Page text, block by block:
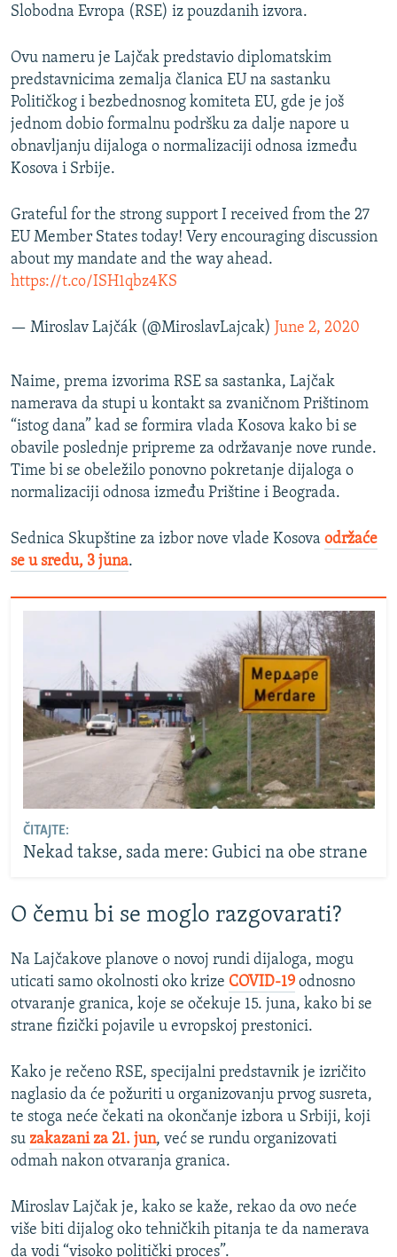
NASTANAK I RASPAD JUGOSLAVIJE
Slobodna Evropa (RSE) iz pouzdanih izvora.
Ovu nameru je Lajčak predstavio diplomatskim
predstavnicima zemalja članica EU na sastanku
Političkog i bezbednosnog komiteta EU, gde je još
jednom dobio formalnu podršku za dalje napore u
obnavljanju dijaloga o normalizaciji odnosa između
Kosova i Srbije.
Grateful for the strong support I received from the 27
EU Member States today! Very encouraging discussion
about my mandate and the way ahead.
https://t.co/ISH1qbz4KS
— Miroslav Lajčák (@MiroslavLajcak) June 2, 2020
Naime, prema izvorima RSE sa sastanka, Lajčak
namerava da stupi u kontakt sa zvaničnom Prištinom
“istog dana” kad se formira vlada Kosova kako bi se
obavile poslednje pripreme za održavanje nove runde.
Time bi se obeležilo ponovno pokretanje dijaloga o
normalizaciji odnosa između Prištine i Beograda.
Sednica Skupštine za izbor nove vlade Kosova održaće
se u sredu, 3 juna.
ČITAJTE:
Nekad takse, sada mere: Gubici na obe strane
O čemu bi se moglo razgovarati?
Na Lajčakove planove o novoj rundi dijaloga, mogu
uticati samo okolnosti oko krize COVID-19 odnosno
otvaranje granica, koje se očekuje 15. juna, kako bi se
strane fizički pojavile u evropskoj prestonici.
Kako je rečeno RSE, specijalni predstavnik je izričito
naglasio da će požuriti u organizovanju prvog susreta,
te stoga neće čekati na okončanje izbora u Srbiji, koji
su zakazani za 21. jun, već se rundu organizovati
odmah nakon otvaranja granica.
Miroslav Lajčak je, kako se kaže, rekao da ovo neće
više biti dijalog oko tehničkih pitanja te da namerava
da vodi “visoko politički proces”.